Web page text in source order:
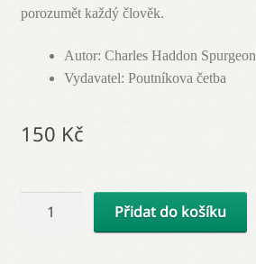
porozumět každý člověk.
Autor: Charles Haddon Spurgeon
Vydavatel: Poutníkova četba
150 Kč
Přidat do košíku